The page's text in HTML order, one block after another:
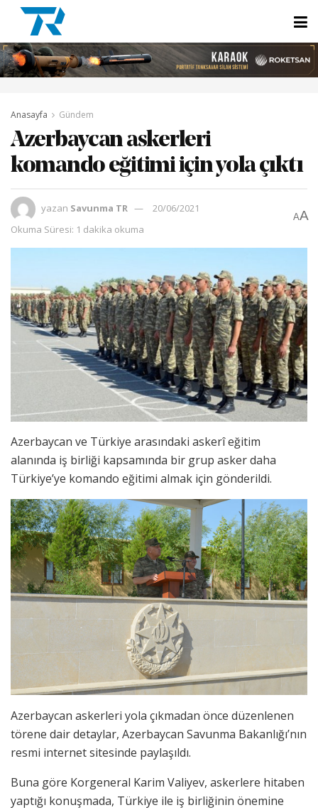
Anasayfa Gündem
Azerbaycan askerleri
komando eğitimi için yola çıktı
yazan Savunma TR
20/06/2021
Okuma Süresi: 1 dakika okuma
AA
Azerbaycan ve Türkiye arasındaki askerî eğitim
alanında iş birliği kapsamında bir grup asker daha
Türkiye’ye komando eğitimi almak için gönderildi.
Azerbaycan askerleri yola çıkmadan önce düzenlenen
törene dair detaylar, Azerbaycan Savunma Bakanlığı’nın
resmi internet sitesinde paylaşıldı.
Buna göre Korgeneral Karim Valiyev, askerlere hitaben
yaptığı konuşmada, Türkiye ile iş birliğinin önemine